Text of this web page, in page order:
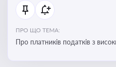
ПРО ЩО ТЕМА:
Про платників податків з